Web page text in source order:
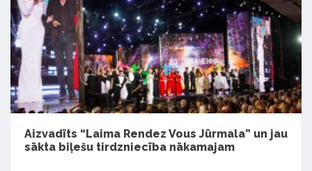
Aizvadīts “Laima Rendez Vous Jūrmala” un jau
sākta biļešu tirdzniecība nākamajam